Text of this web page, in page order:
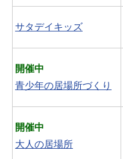
サタデイキッズ
開催中
青少年の居場所づくり
開催中
大人の居場所